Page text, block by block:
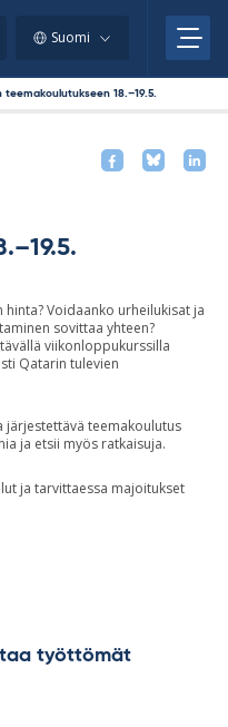
Suomi
teemakoulutukseen 18.–19.5.
Voidaanko urheilukisat ja
sovittaa yhteen?
viikonloppukurssilla
Qatarin tulevien
järjestettävä teemakoulutus
ja etsii myös ratkaisuja.
ja tarvittaessa majoitukset
työt­tö­mät